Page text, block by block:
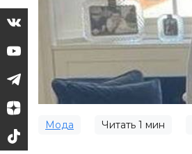
Мода Читать 1 мин